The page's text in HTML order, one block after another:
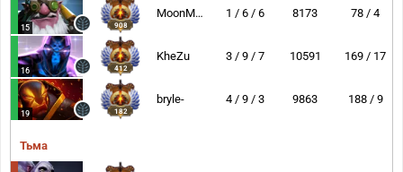
15 908
MoonMeander 1 / 6 / 6 8173 78 / 4
16 412
KheZu 3 / 9 / 7 10591 169 / 17
19 182
bryle- 4 / 9 / 3 9863 188 / 9
Тьма